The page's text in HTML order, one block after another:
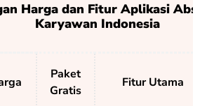
Harga dan Fitur Aplikasi
Karyawan Indonesia
Paket
Gratis
Fitur Utama